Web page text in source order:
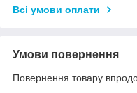
Всі умови оплати
Умови повернення
Повернення товару